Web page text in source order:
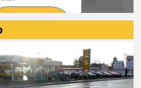
Zustimmen
aktivieren